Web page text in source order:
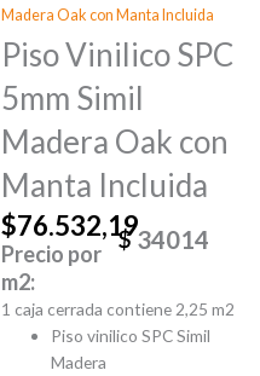
Madera Oak con Manta Incluida
Piso Vinilico SPC
5mm Simil
Madera Oak con
Manta Incluida
$76.532,19
Precio por
m2:
34014
1 caja cerrada contiene 2,25 m2
Piso vinilico SPC Simil
Madera